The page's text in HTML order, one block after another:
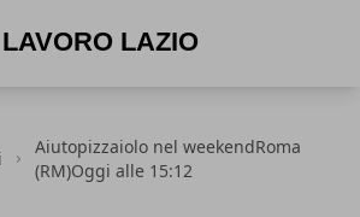
Aiutopizzaiolo nel weekendRoma
(RM)Oggi alle 15:12